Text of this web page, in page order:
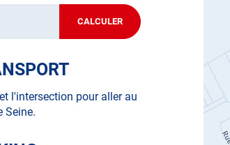
(moto, scooter, mobylette, 3 roues, quad,
contrôle technique
CALCULER
JUSQU'AU
POINT
LYS
l'intersection pour aller au
Seine.